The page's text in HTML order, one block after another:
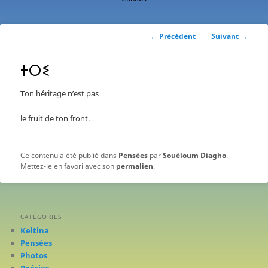
Navigation
← Précédent Suivant →
ⵜⵔⵉ
Ton héritage n’est pas
le fruit de ton front.
Ce contenu a été publié dans Pensées parSouéloum Diagho.
Mettez-le en favori avec son permalien.
CATÉGORIES
Keltina
Pensées
Photos